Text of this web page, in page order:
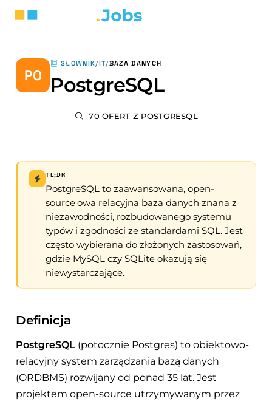
PO
SŁOWNIK/IT/BAZA DANYCH
PostgreSQL
70 OFERT Z POSTGRESQL
TL;DR
PostgreSQL to zaawansowana, open-
source'owa relacyjna baza danych znana z
niezawodności, rozbudowanego systemu
typów i zgodności ze standardami SQL. Jest
często wybierana do złożonych zastosowań,
gdzie MySQL czy SQLite okazują się
niewystarczające.
Definicja
PostgreSQL (potocznie Postgres) to obiektowo-
relacyjny system zarządzania bazą danych
(ORDBMS) rozwijany od ponad 35 lat. Jest
projektem open-source utrzymywanym przez